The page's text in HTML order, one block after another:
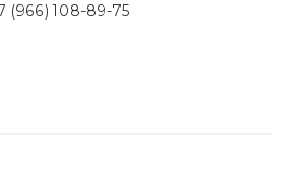
(966) 108-89-75